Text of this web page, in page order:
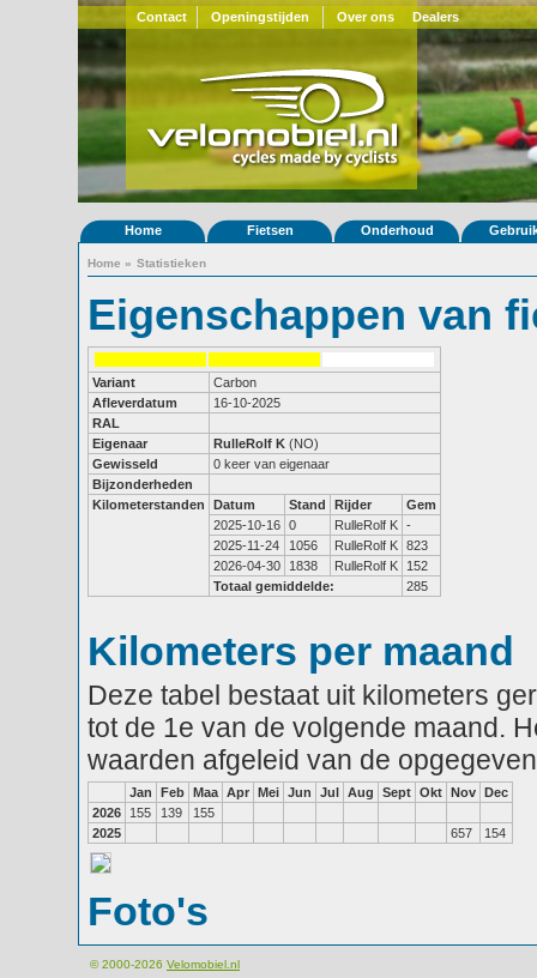
Contact Openingstijden Over ons Dealers
Home Fietsen Onderhoud
Home » Statistieken
Eigenschappen van
Variant
Carbon
Afleverdatum
16-10-2025
RAL
Eigenaar
RulleRolf K (NO)
Gewisseld
0 keer van eigenaar
Bijzonderheden
Kilometerstanden
Datum Stand Rijder
Gem
2025-10-16 0 RulleRolf K -
2025-11-24
1056 RulleRolf K 823
2026-04-30
1838 RulleRolf K
152
Totaal gemiddelde:
285
Kilometers per maand
Deze tabel bestaat uit kilometers
tot de 1e van de volgende maand.
waarden afgeleid van de
Jan Feb Maa Apr Mei Jun Jul Aug Sept Okt Nov Dec
2026
155 139
155
2025
657 154
Foto's
© 2000-2026 Velomobiel.nl